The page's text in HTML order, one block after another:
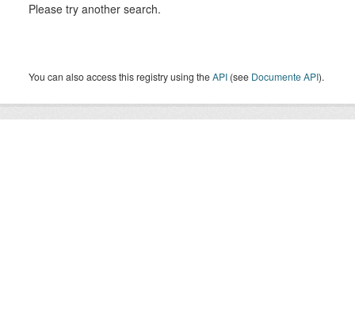
Please try another search.
You can also access this registry using theAPI (see Documente API).